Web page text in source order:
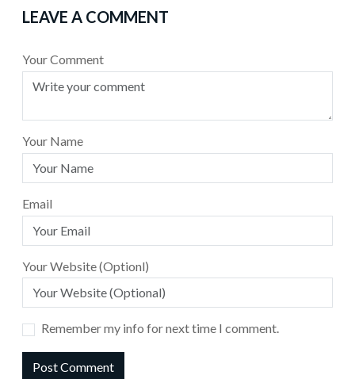
LEAVE A COMMENT
Your Comment
Your Name
Email
Your Website (Optionl)
Remember my info for next time I comment.